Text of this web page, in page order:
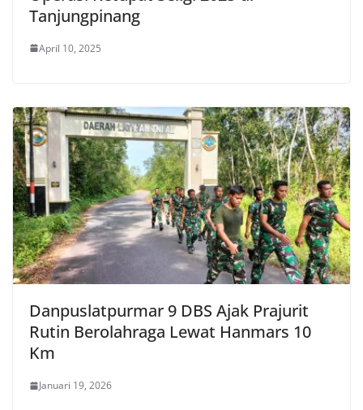
Tanjungpinang
April 10, 2025
Danpuslatpurmar 9 DBS Ajak Prajurit
Rutin Berolahraga Lewat Hanmars 10
Km
Januari 19, 2026